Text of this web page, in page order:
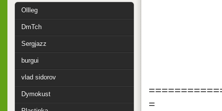
=
Ollleg
DmTch
Sergjazz
burgui
vlad sidorov
Dymokust